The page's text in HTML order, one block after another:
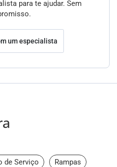
para te ajudar. Sem
um especialista
de Serviço Rampas